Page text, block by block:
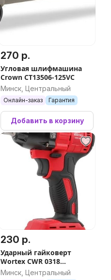
270 р.
Угловая шлифмашина
Crown CT13506-125VC
Минск, Центральный
Онлайн-заказ Гарантия
Добавить в корзину
230 р.
Ударный гайковерт
Wortex CWR 0318
CWR031800029 (без АКБ)
Минск, Центральный